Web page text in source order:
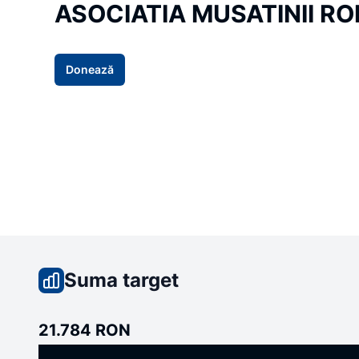
ASOCIATIA MUSATINII
Donează
Suma target
21.784 RON